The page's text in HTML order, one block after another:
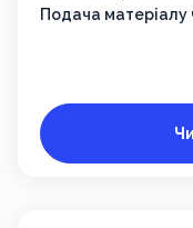
Подача матеріалу